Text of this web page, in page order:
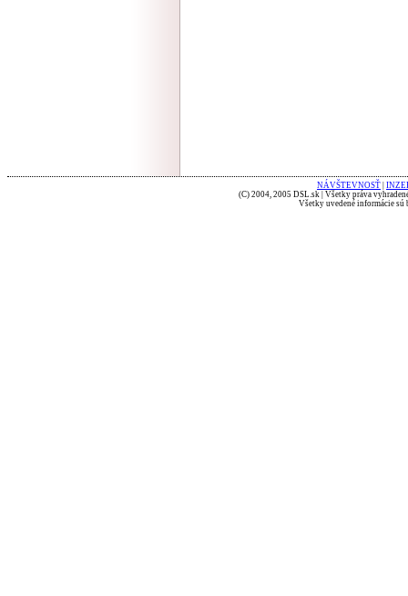
NÁVŠTEVNOSŤ
(C) 2004, 2005 DSL.sk | Všetky práva
Všetky uvedené informácie sú